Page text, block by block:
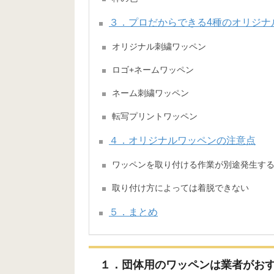
３．プロだからできる4種のオリジナ
オリジナル刺繍ワッペン
ロゴ+ネームワッペン
ネーム刺繍ワッペン
転写プリントワッペン
４．オリジナルワッペンの注意点
ワッペンを取り付ける作業が別途発生する
取り付け方によっては着脱できない
５．まとめ
１．団体用のワッペンは業者がお